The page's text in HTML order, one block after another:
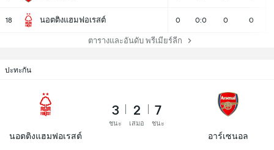
18 นอตติงแฮมฟอเรสต์ 0 0:0 0 0
ตารางและอันดับ พรีเมียร์ลีก
ปะทะกัน
นอตติงแฮมฟอเรสต์
3
ชนะ
2
เสมอ
7
ชนะ
อาร์เซนอล